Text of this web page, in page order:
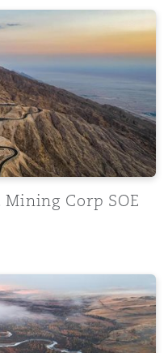
Corp SOE [2026] SGHC
Corp SOE
Treaties: A guide